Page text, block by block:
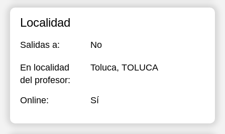
Localidad
Salidas a: No
En localidad
del profesor:
Toluca, TOLUCA
Online: Sí